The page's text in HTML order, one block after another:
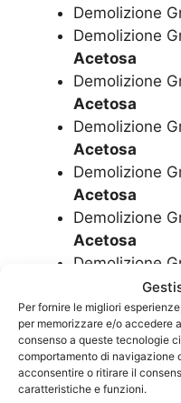
Per fornire le migliori
per memorizzare e/o accedere
consenso a queste tecnologie
comportamento di navigazione
acconsentire o ritirare il
caratteristiche e funzioni.
Demolizione
Demolizione
Acetosa
Demolizione
Acetosa
Demolizione
Acetosa
Demolizione
Acetosa
Demolizione
Acetosa
Demolizione
Demolizione
Acetosa
Demolizione
Acetosa
Demolizione